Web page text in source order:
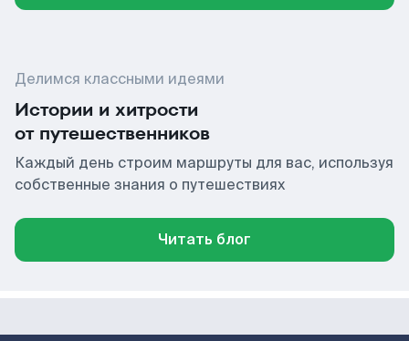
Делимся классными идеями
Истории и хитрости
от путешественников
Каждый день строим маршруты для вас, используя
собственные знания о путешествиях
Читать блог